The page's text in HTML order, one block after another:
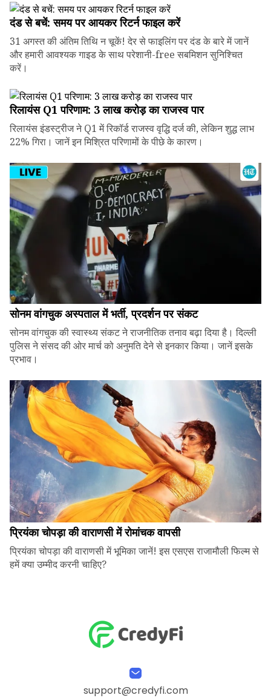
दंड से बचें: समय पर आयकर रिटर्न फाइल करें
31 अगस्त की अंतिम तिथि न चूकें! देर से फाइलिंग पर दंड के बारे में जानें
और हमारी आवश्यक गाइड के साथ परेशानी-free सबमिशन सुनिश्चित
करें।
रिलायंस Q1 परिणाम: ₹3 लाख करोड़ का राजस्व पार
रिलायंस इंडस्ट्रीज ने Q1 में रिकॉर्ड राजस्व वृद्धि दर्ज की, लेकिन शुद्ध लाभ
22% गिरा। जानें इन मिश्रित परिणामों के पीछे के कारण।
सोनम वांगचुक अस्पताल में भर्ती, प्रदर्शन पर संकट
सोनम वांगचुक की स्वास्थ्य संकट ने राजनीतिक तनाव बढ़ा दिया है। दिल्ली
पुलिस ने संसद की ओर मार्च को अनुमति देने से इनकार किया। जानें इसके
प्रभाव।
प्रियंका चोपड़ा की वाराणसी में रोमांचक वापसी
प्रियंका चोपड़ा की वाराणसी में भूमिका जानें! इस एसएस राजामौली फिल्म से
हमें क्या उम्मीद करनी चाहिए?
support@credyfi.com